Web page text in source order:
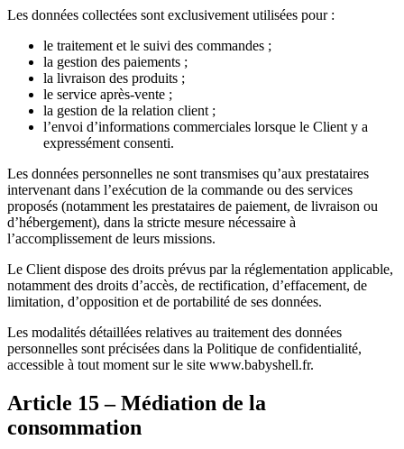
Les données collectées sont exclusivement utilisées pour :
le traitement et le suivi des commandes ;
la gestion des paiements ;
la livraison des produits ;
le service après-vente ;
la gestion de la relation client ;
l’envoi d’informations commerciales lorsque le Client y a
expressément consenti.
Les données personnelles ne sont transmises qu’aux prestataires
intervenant dans l’exécution de la commande ou des services
proposés (notamment les prestataires de paiement, de livraison ou
d’hébergement), dans la stricte mesure nécessaire à
l’accomplissement de leurs missions.
Le Client dispose des droits prévus par la réglementation applicable,
notamment des droits d’accès, de rectification, d’effacement, de
limitation, d’opposition et de portabilité de ses données.
Les modalités détaillées relatives au traitement des données
personnelles sont précisées dans la Politique de confidentialité,
accessible à tout moment sur le site www.babyshell.fr.
Article 15 – Médiation de la
consommation